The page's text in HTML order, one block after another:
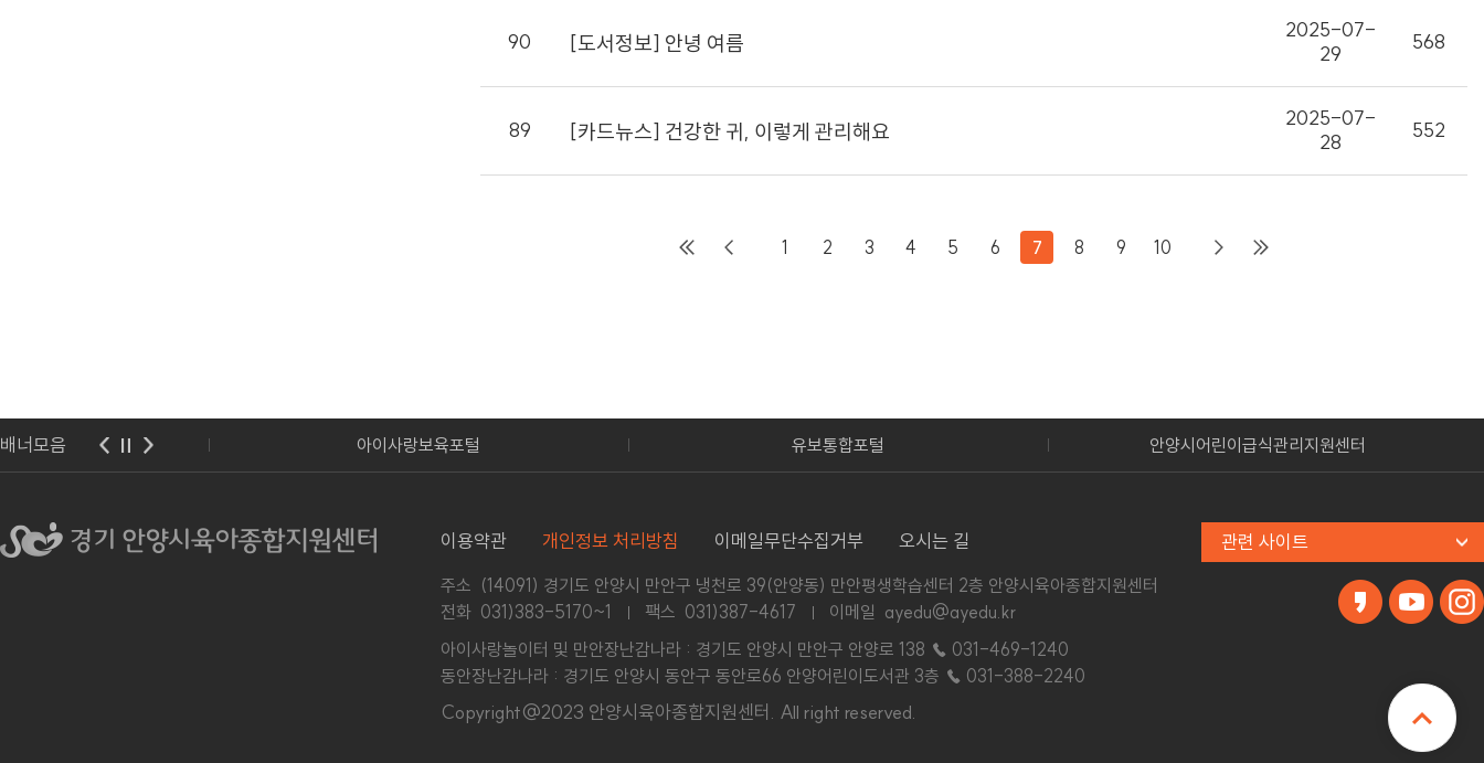
90 [도서정보] 안녕 여름
2025-07-
29
568
89 [카드뉴스] 건강한 귀, 이렇게 관리해요
2025-07-
28
552
1 2 3 4 5 6 7 8 9 10
배너모음
육포털 유보통합포털 안양시어린이급식관리지원센터 안양시청
이용약관 개인정보 처리방침 이메일무단수집거부 오시는 길
주소 (14091) 경기도 안양시 만안구 냉천로 39(안양동) 만안평생학습센터 2층 안양시육아종합지원센터
전화 031)383-5170~1 팩스 031)387-4617
이메일 ayedu@ayedu.kr
아이사랑놀이터 및 만안장난감나라 : 경기도 안양시 만안구 안양로 138 ☎ 031-469-1240
동안장난감나라 : 경기도 안양시 동안구 동안로66 안양어린이도서관 3층 ☎ 031-388-2240
Copyright@2023 안양시육아종합지원센터. All right reserved.
관련 사이트